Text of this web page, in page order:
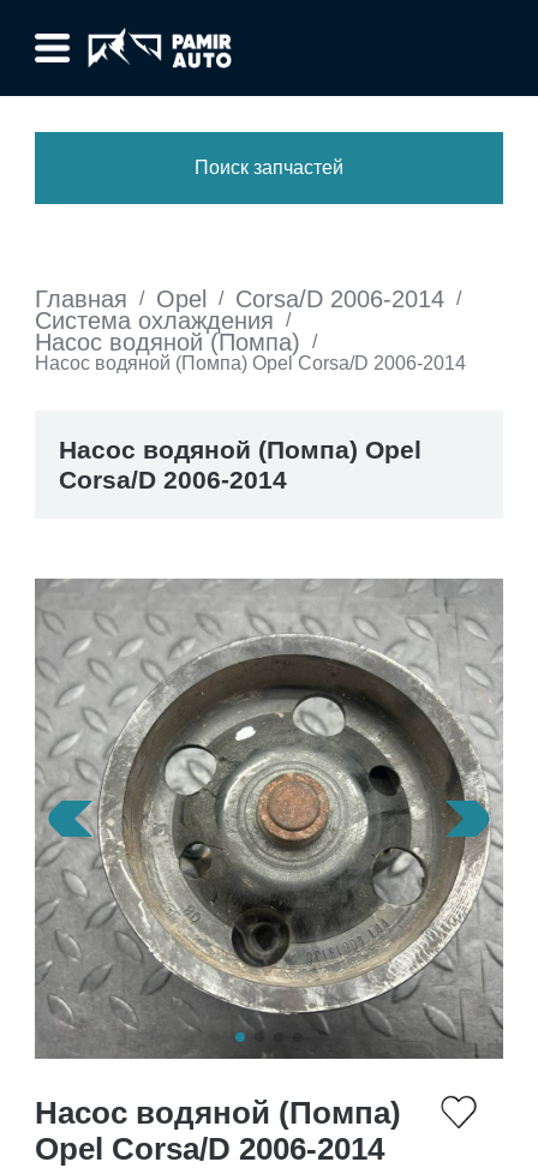
Поиск запчастей
Главная / Opel / Corsa/D 2006-2014 /
Система охлаждения /
Насос водяной (Помпа)
/
Насос водяной (Помпа) Opel Corsa/D 2006-2014
Насос водяной (Помпа) Opel
Corsa/D 2006-2014
Насос водяной (Помпа)
Opel Corsa/D 2006-2014